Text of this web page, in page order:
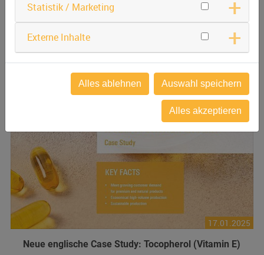
21.01.2025
Neue englische Case Study: PET Recycling
17.01.2025
Neue englische Case Study: Tocopherol (Vitamin E)
Statistik / Marketing
Externe Inhalte
Alles ablehnen Auswahl speichern
Alles akzeptieren